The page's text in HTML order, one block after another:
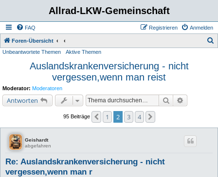
Allrad-LKW-Gemeinschaft
FAQ Anmelden
Registrieren
Foren-Übersicht
Unbeantwortete Themen Aktive Themen
Auslandskrankenversicherung - nicht
vergessen,wenn man reist
Moderator: Moderatoren
Antworten Suche
95 Beiträge Vorherige
1 2 3 4
Geishardt
abgefahren
Re: Auslandskrankenversicherung - nicht
vergessen,wenn man r